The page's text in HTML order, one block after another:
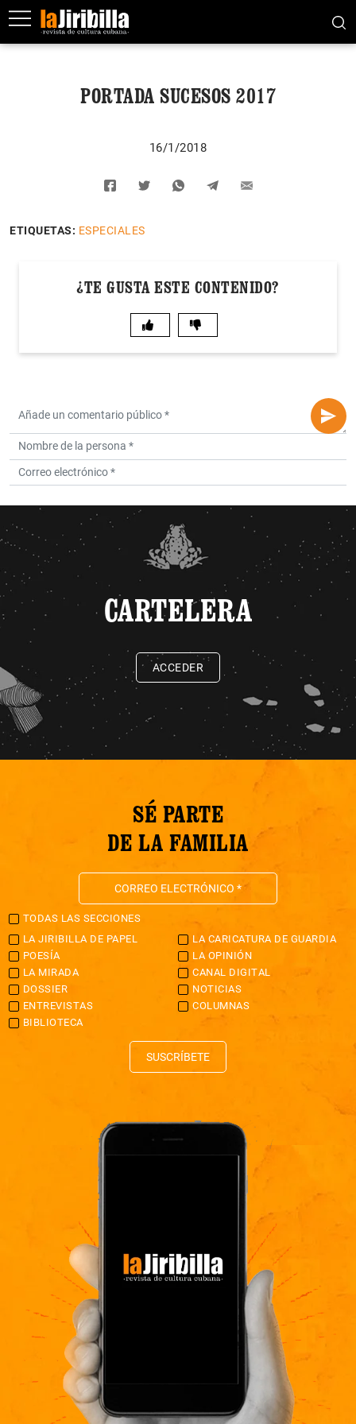
PORTADA SUCESOS 2017
16/1/2018
ETIQUETAS: ESPECIALES
¿TE GUSTA ESTE CONTENIDO?
CARTELERA
ACCEDER
SÉ PARTE
DE LA FAMILIA
TODAS LAS SECCIONES
LA JIRIBILLA DE PAPEL
LA CARICATURA DE GUARDIA
POESÍA
LA OPINIÓN
LA MIRADA
CANAL DIGITAL
DOSSIER
NOTICIAS
ENTREVISTAS
COLUMNAS
BIBLIOTECA
SUSCRÍBETE